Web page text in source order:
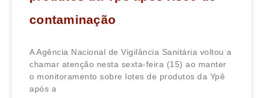
contaminação
A Agência Nacional de Vigilância Sanitária voltou a
chamar atenção nesta sexta-feira (15) ao manter
o monitoramento sobre lotes de produtos da Ypê
após a